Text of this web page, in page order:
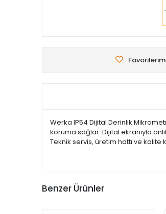
Werka IP54 Dijital Derinlik
koruma sağlar. Dijital ekranıyla
Teknik servis, üretim hattı ve
Benzer Ürünler